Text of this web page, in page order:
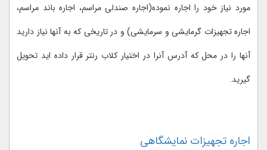
مورد نیاز خود را اجاره نموده(اجاره صندلی مراسم، اجاره باند مراسم،
اجاره تجهیزات گرمایشی و سرمایشی) و در تاریخی که به آنها نیاز دارید
آنها را در محل که آدرس آنرا در اختیار کلاب رنتر قرار داده اید تحویل
گیرید.
اجاره تجهیزات نمایشگاهی